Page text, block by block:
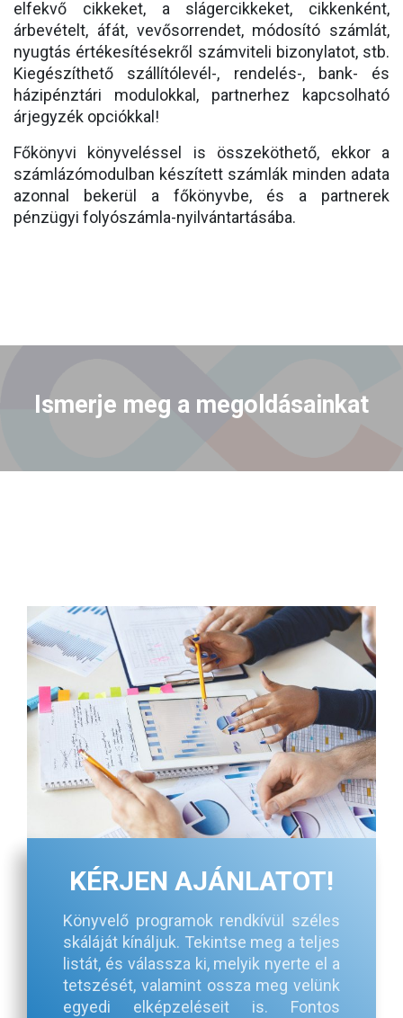
elfekvő cikkeket, a slágercikkeket, cikkenként,
árbevételt, áfát, vevősorrendet, módosító számlát,
nyugtás értékesítésekről számviteli bizonylatot, stb.
Kiegészíthető szállítólevél-, rendelés-, bank- és
házipénztári modulokkal, partnerhez kapcsolható
árjegyzék opciókkal!
Főkönyvi könyveléssel is összeköthető, ekkor a
számlázómodulban készített számlák minden adata
azonnal bekerül a főkönyvbe, és a partnerek
pénzügyi folyószámla-nyilvántartásába.
Ismerje meg a megoldásainkat
KÉRJEN AJÁNLATOT!
Könyvelő programok rendkívül széles
skáláját kínáljuk. Tekintse meg a teljes
listát, és válassza ki, melyik nyerte el a
tetszését, valamint ossza meg velünk
egyedi elképzeléseit is. Fontos